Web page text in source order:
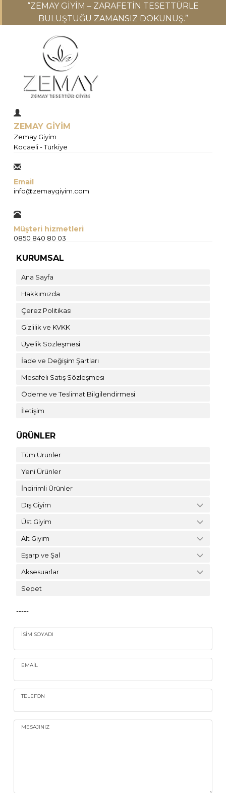
“ZEMAY GIYIM – ZARAFETIN TESETTÜRLE
BULUŞTUĞU ZAMANSIZ DOKUNUŞ.”
ZEMAY GİYİM
Zemay Giyim
Kocaeli - Türkiye
Email
info@zemaygiyim.com
Müşteri hizmetleri
0850 840 80 03
KURUMSAL
Ana Sayfa
Hakkımızda
Çerez Politikası
Gizlilik ve KVKK
Üyelik Sözleşmesi
İade ve Değişim Şartları
Mesafeli Satış Sözleşmesi
Ödeme ve Teslimat Bilgilendirmesi
İletişim
ÜRÜNLER
Tüm Ürünler
Yeni Ürünler
İndirimli Ürünler
Dış Giyim
Üst Giyim
Alt Giyim
Eşarp ve Şal
Aksesuarlar
Sepet
-----
İSIM SOYADI
EMAIL
TELEFON
MESAJINIZ